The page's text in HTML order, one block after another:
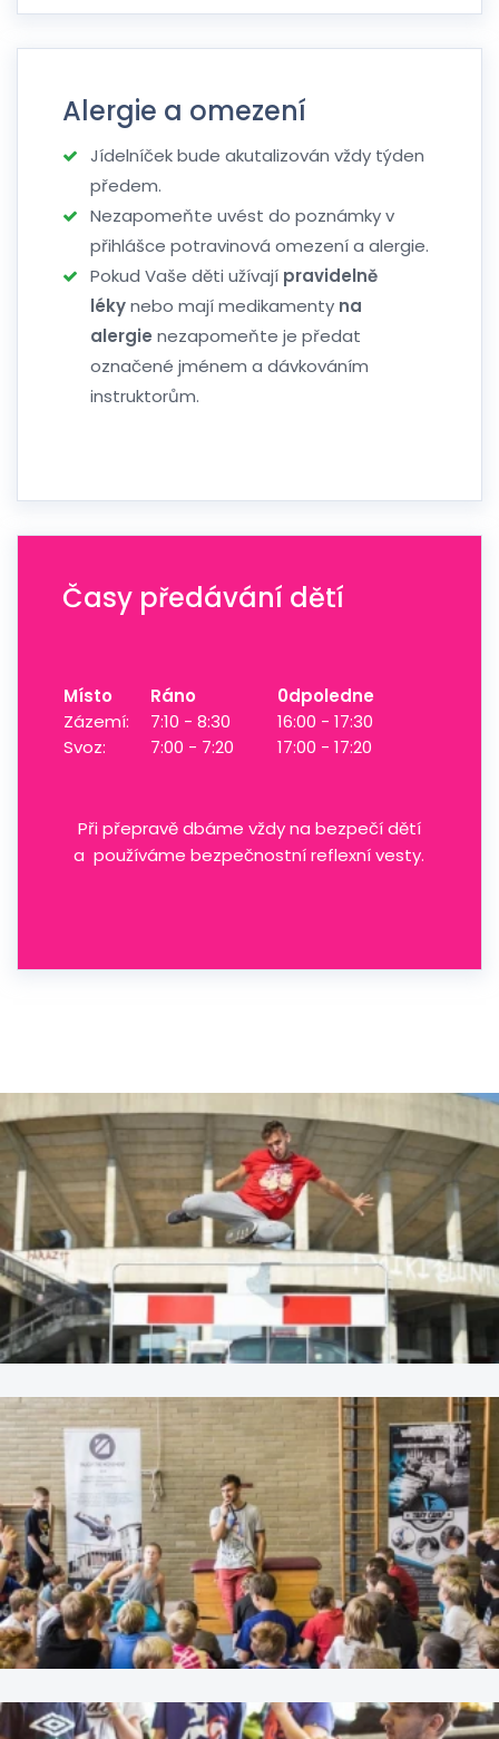
Alergie a omezení
Jídelníček bude akutalizován vždy týden
předem.
Nezapomeňte uvést do poznámky v
přihlášce potravinová omezení a alergie.
Pokud Vaše děti užívají pravidelně
lékynebo mají medikamenty na
alergie nezapomeňte je předat
označené jménem a dávkováním
instruktorům.
Časy předávání dětí
Místo Ráno
0dpoledne
Zázemí:
7:10 - 8:30
16:00 - 17:30
Svoz:
7:00 - 7:20 17:00 - 17:20
Při přepravě dbáme vždy na bezpečí dětí
a používáme bezpečnostní reflexní vesty.